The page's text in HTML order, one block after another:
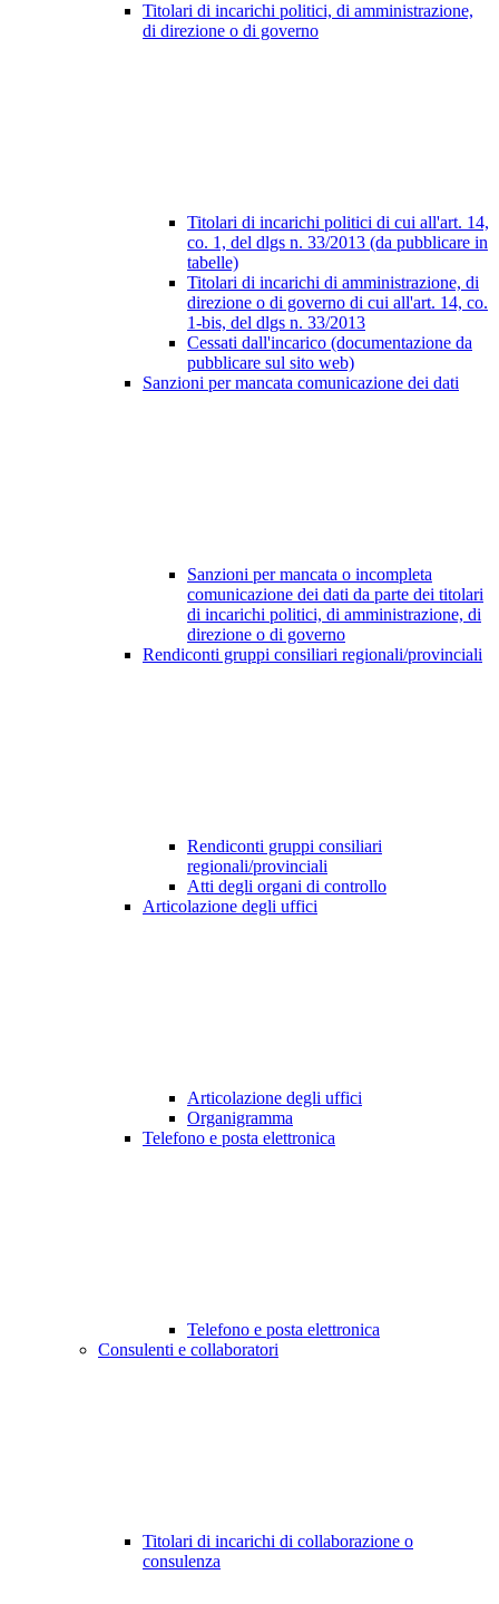
Titolari di incarichi politici, di amministrazione,
di direzione o di governo
Titolari di incarichi politici di cui all'art. 14,
co. 1, del dlgs n. 33/2013 (da pubblicare in
tabelle)
Titolari di incarichi di amministrazione, di
direzione o di governo di cui all'art. 14, co.
1-bis, del dlgs n. 33/2013
Cessati dall'incarico (documentazione da
pubblicare sul sito web)
Sanzioni per mancata comunicazione dei dati
Sanzioni per mancata o incompleta
comunicazione dei dati da parte dei titolari
di incarichi politici, di amministrazione, di
direzione o di governo
Rendiconti gruppi consiliari regionali/provinciali
Rendiconti gruppi consiliari
regionali/provinciali
Atti degli organi di controllo
Articolazione degli uffici
Articolazione degli uffici
Organigramma
Telefono e posta elettronica
Telefono e posta elettronica
Consulenti e collaboratori
Titolari di incarichi di collaborazione o
consulenza